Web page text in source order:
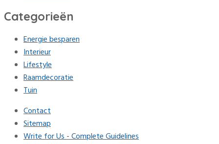
Categorieën
Energie besparen
Interieur
Lifestyle
Raamdecoratie
Tuin
Contact
Sitemap
Write for Us - Complete Guidelines